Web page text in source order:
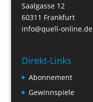
Saalgasse 12
60311 Frankfurt
info@quell-online.de
Direkt-Links
Abonnement
Gewinnspiele